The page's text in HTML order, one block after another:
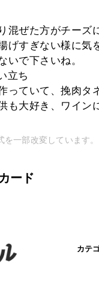
混ぜた方がチーズ
げすぎない様に気
いで下さいね。
立ち
っていて、挽肉タ
も大好き、ワイン
一部改変しています。
ード
カテ